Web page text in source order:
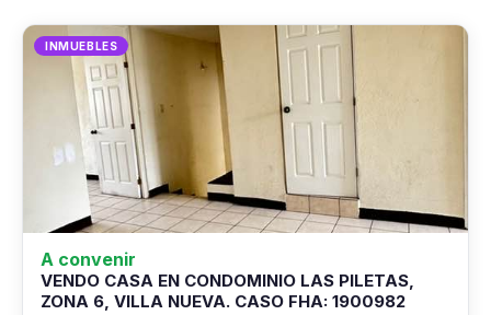
INMUEBLES
A convenir
VENDO CASA EN CONDOMINIO LAS PILETAS,
ZONA 6, VILLA NUEVA. CASO FHA: 1900982